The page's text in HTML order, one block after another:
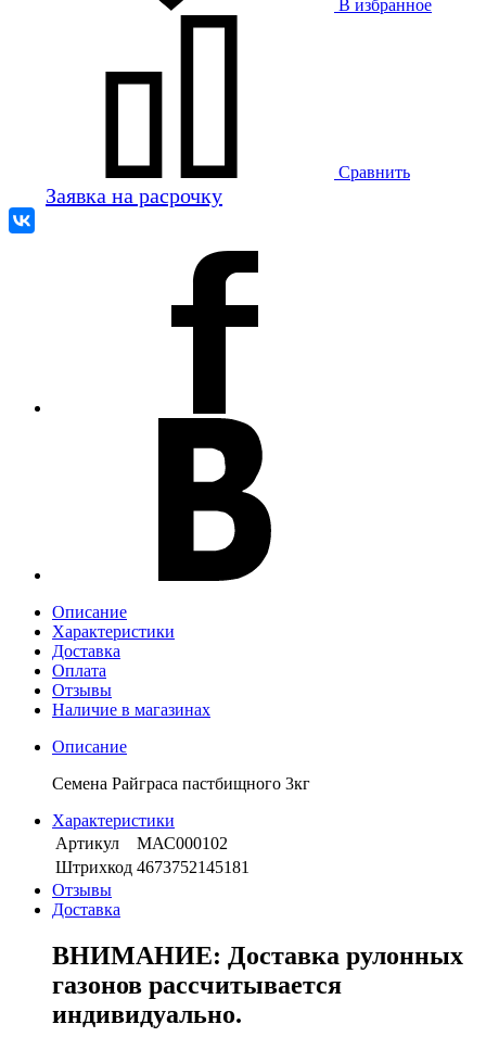
В избранное
Сравнить
Заявка на расрочку
Описание
Характеристики
Доставка
Оплата
Отзывы
Наличие в магазинах
Описание
Семена Райграса пастбищного 3кг
Характеристики
Артикул
МАС000102
Штрихкод 4673752145181
Отзывы
Доставка
ВНИМАНИЕ: Доставка рулонных
газонов рассчитывается
индивидуально.